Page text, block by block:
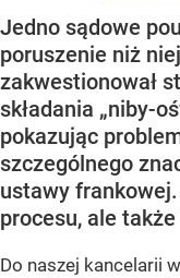
Jedno sądowe
poruszenie niż
zakwestionował
składania „niby-
pokazując
szczególnego
ustawy
procesu, ale
Do naszej kancelarii